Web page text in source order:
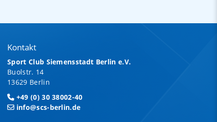
Kontakt
Sport Club Siemensstadt Berlin e.V.
Buolstr. 14
13629 Berlin
+49 (0) 30 38002-40
info@scs-berlin.de